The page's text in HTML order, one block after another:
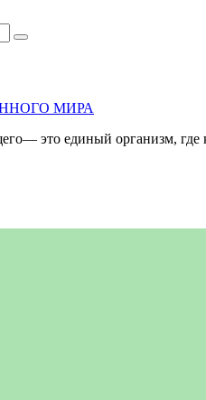
МИРА
это единый организм,